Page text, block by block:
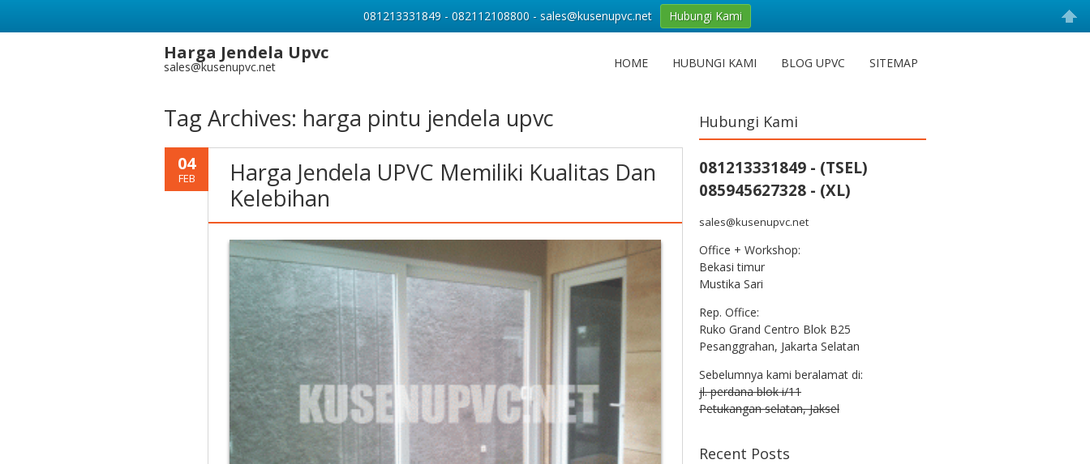
Harga Jendela Upvc
sales@kusenupvc.net HOME HUBUNGI KAMI BLOG UPVC SITEMAP
Tag Archives: harga pintu jendela upvc
04
FEB
Harga Jendela UPVC Memiliki Kualitas Dan
Kelebihan
Hubungi Kami
081213331849 - (TSEL)
085945627328 - (XL)
sales@kusenupvc.net
Office + Workshop:
Bekasi timur
Mustika Sari
Rep. Office:
Ruko Grand Centro Blok B25
Pesanggrahan, Jakarta Selatan
Sebelumnya kami beralamat di:
jl. perdana blok i/11
Petukangan selatan, Jaksel
Recent Posts
081213331849 - 082112108800 - sales@kusenupvc.net Hubungi Kami